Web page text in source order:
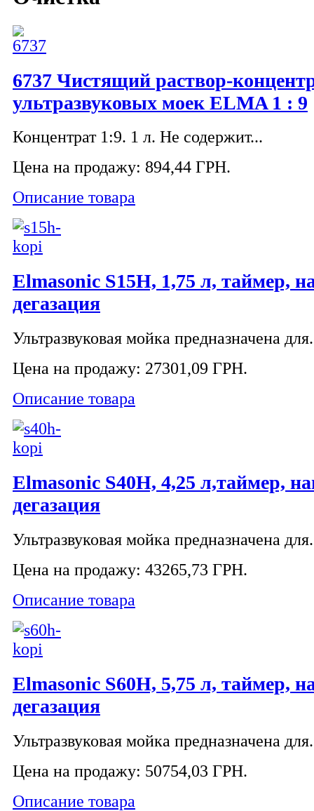
6737 Чистящий раствор-
ультразвуковых моек ELMA 1 : 9
Концентрат 1:9. 1 л. Не содержит...
Цена на продажу: 894,44 ГРН.
Описание товара
Elmasonic S15H, 1,75 л, таймер,
дегазация
Ультразвуковая мойка предназначена
Цена на продажу: 27301,09 ГРН.
Описание товара
Elmasonic S40H, 4,25 л,таймер,
дегазация
Ультразвуковая мойка предназначена
Цена на продажу: 43265,73 ГРН.
Описание товара
Elmasonic S60H, 5,75 л, таймер,
дегазация
Ультразвуковая мойка предназначена
Цена на продажу: 50754,03 ГРН.
Описание товара